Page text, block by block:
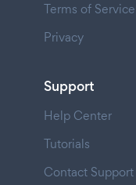
Terms of Service
Privacy
Support
Help Center
Tutorials
Contact Support